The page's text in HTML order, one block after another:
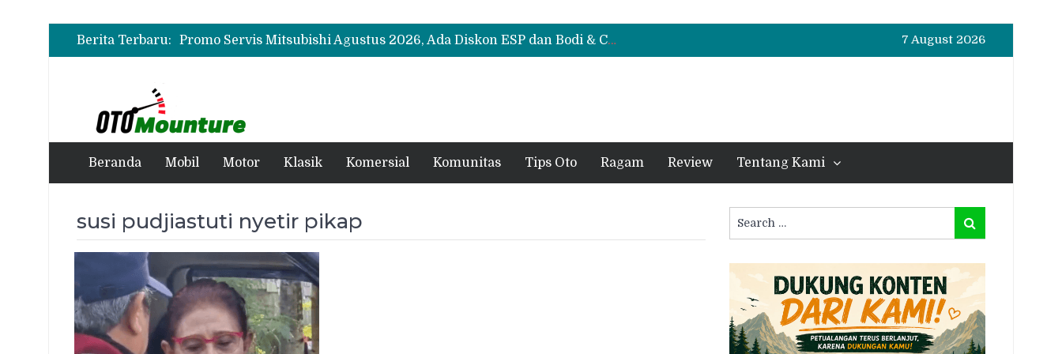
Berita Terbaru:
Bukan Cuma Layar 14,6 Inci, Ini Fitur Pintar Changan Nevo Q05 yang Dibanderol Rp309 Juta
Promo Servis Mitsubishi Agustus 2026, Ada Diskon ESP dan Bodi & Cat Kilau Merdeka
Suzuki XL7 Terbaru Jadi Favorit Test Drive di GIIAS 2026, Ini Fitur yang Paling Dipuji
7 August 2026
Beranda Mobil Motor Klasik Komersial Komunitas Tips Oto Ragam Review Tentang Kami
susi pudjiastuti nyetir pikap
for:
Search